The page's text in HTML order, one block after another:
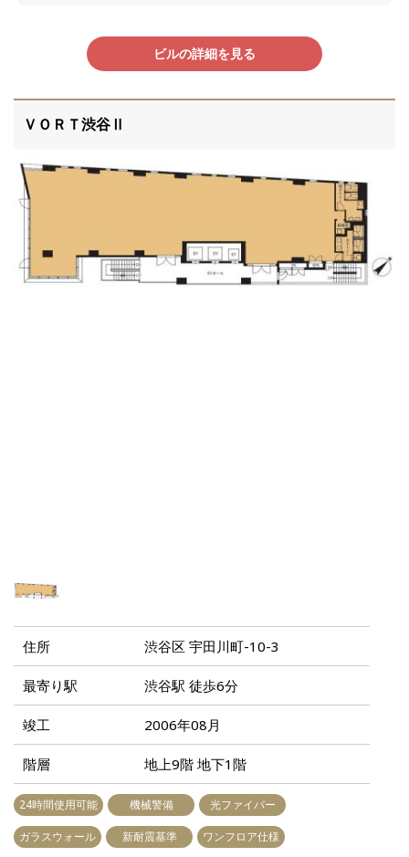
ビルの詳細を見る
ＶＯＲＴ渋谷Ⅱ
住所 渋谷区 宇田川町-10-3
最寄り駅 渋谷駅 徒歩6分
竣工 2006年08月
階層 地上9階 地下1階
24時間使用可能 機械警備 光ファイバー
ガラスウォール 新耐震基準 ワンフロア仕様